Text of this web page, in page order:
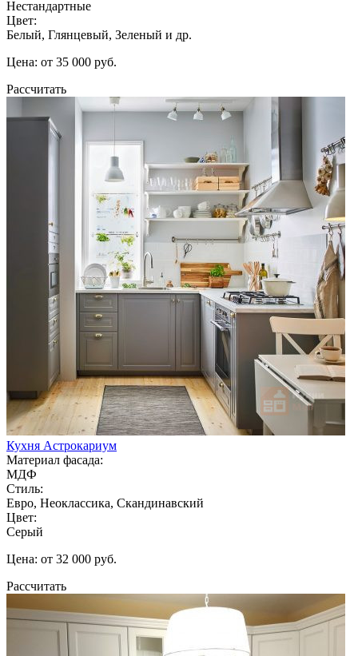
Нестандартные
Цвет:
Белый, Глянцевый, Зеленый и др.
Цена: от 35 000 руб.
Рассчитать
Кухня Астрокариум
Материал фасада:
МДФ
Стиль:
Евро, Неоклассика, Скандинавский
Цвет:
Серый
Цена: от 32 000 руб.
Рассчитать